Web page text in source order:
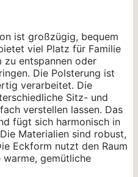
ist großzügig, bequem
viel Platz für Familie
zu entspannen oder
Die Polsterung ist
verarbeitet. Die
Sitz- und
verstellen lassen. Das
fügt sich harmonisch in
Materialien sind robust,
Eckform nutzt den Raum
gemütliche